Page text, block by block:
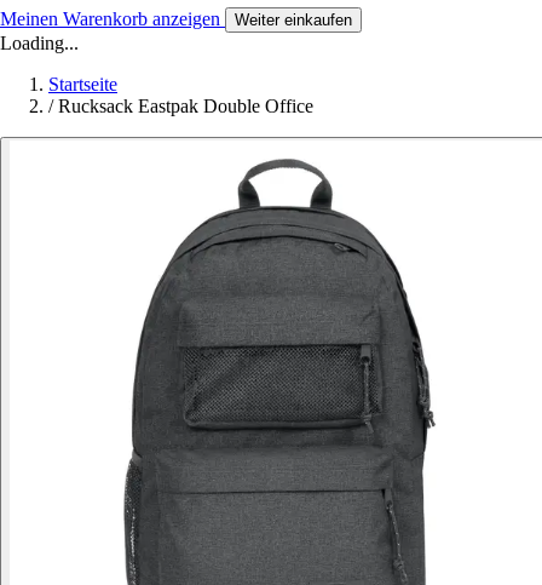
Meinen Warenkorb anzeigen Weiter einkaufen
Loading...
Startseite
/ Rucksack Eastpak Double Office